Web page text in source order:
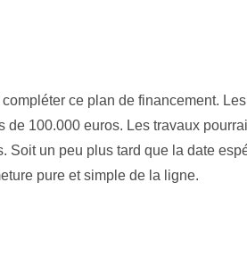
ce plan de financement.
de 100.000 euros. Les travaux
Soit un peu plus tard que la date
pure et simple de la ligne.